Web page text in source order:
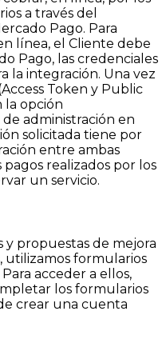
a través del
Pago. Para
línea, el Cliente debe
Pago, las credenciales
la integración. Una vez
Token y Public
la opción
administración en
solicitada tiene por
entre ambas
realizados por los
un servicio.
y propuestas de mejora
utilizamos formularios
acceder a ellos,
los formularios
crear una cuenta